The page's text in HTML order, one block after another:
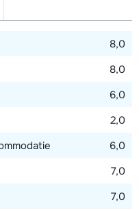
8,0
8,0
6,0
2,0
6,0
7,0
7,0